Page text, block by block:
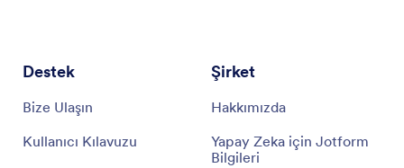
Destek
Bize Ulaşın
Kullanıcı Kılavuzu
Şirket
Hakkımızda
Yapay Zeka için Jotform
Bilgileri